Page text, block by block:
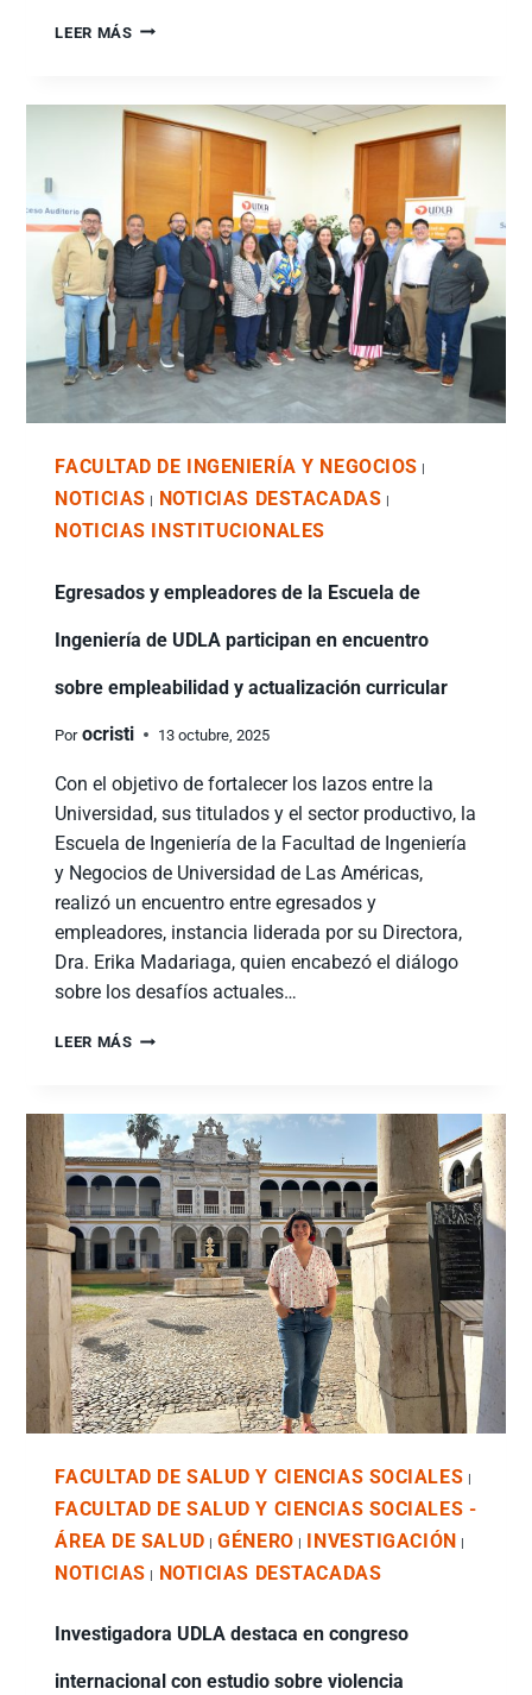
LEER MÁS
FACULTAD DE INGENIERÍA Y NEGOCIOS
NOTICIAS NOTICIAS DESTACADAS
NOTICIAS INSTITUCIONALES
Egresados y empleadores de la Escuela de
Ingeniería de UDLA participan en encuentro
sobre empleabilidad y actualización curricular
Por ocristi 13 octubre, 2025
Con el objetivo de fortalecer los lazos entre la
Universidad, sus titulados y el sector productivo, la
Escuela de Ingeniería de la Facultad de Ingeniería
y Negocios de Universidad de Las Américas,
realizó un encuentro entre egresados y
empleadores, instancia liderada por su Directora,
Dra. Erika Madariaga, quien encabezó el diálogo
sobre los desafíos actuales…
LEER MÁS
FACULTAD DE SALUD Y CIENCIAS SOCIALES
FACULTAD DE SALUD Y CIENCIAS SOCIALES -
ÁREA DE SALUD |GÉNERO INVESTIGACIÓN
NOTICIAS NOTICIAS DESTACADAS
Investigadora UDLA destaca en congreso
internacional con estudio sobre violencia